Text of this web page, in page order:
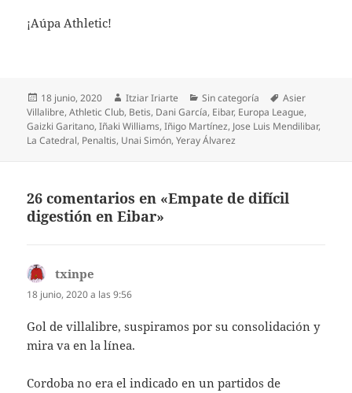
¡Aúpa Athletic!
Publicado
el
18 junio, 2020 Autor
Itziar Iriarte Categorías
Sin categoría Etiquetas
Asier
Villalibre,Athletic Club, Betis, Dani García, Eibar, Europa League,
Gaizki Garitano,Iñaki Williams,Iñigo Martínez, Jose Luis Mendilibar,
La Catedral, Penaltis, Unai Simón,Yeray Álvarez
26 comentarios en «Empate de difícil
digestión en Eibar»
txinpe
18 junio, 2020 a las 9:56
Gol de villalibre, suspiramos por su consolidación y
mira va en la línea.
Cordoba no era el indicado en un partidos de